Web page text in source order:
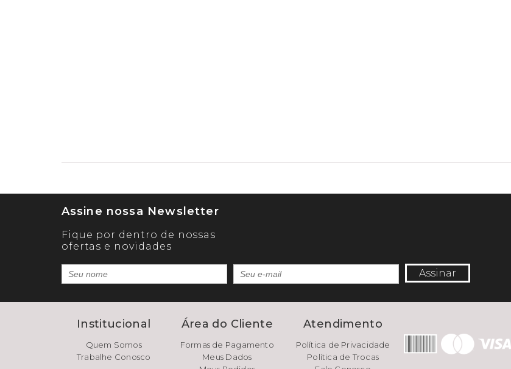
Assine nossa Newsletter
Fique por dentro de nossas
ofertas e novidades
Assinar
Institucional
Quem Somos
Trabalhe Conosco
Área do Cliente
Formas de Pagamento
Meus Dados
Atendimento
Política de Privacidade
Política de Trocas